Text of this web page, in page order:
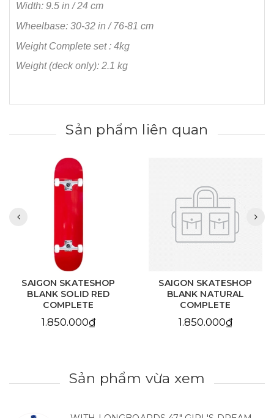
Width: 9.5 in / 24 cm
Wheelbase: 30-32 in / 76-81 cm
Weight Complete set : 4kg
Weight (deck only): 2.1 kg
Sản phẩm liên quan
SAIGON SKATESHOP
BLANK SOLID RED
COMPLETE
1.850.000₫
SAIGON SKATESHOP
BLANK NATURAL
COMPLETE
1.850.000₫
Sản phẩm vừa xem